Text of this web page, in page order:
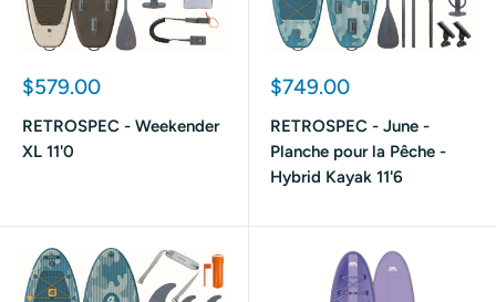
Prix
$579.00
RETROSPEC - Weekender
XL 11'0
Prix
$749.00
RETROSPEC - June -
Planche pour la Pêche -
Hybrid Kayak 11'6